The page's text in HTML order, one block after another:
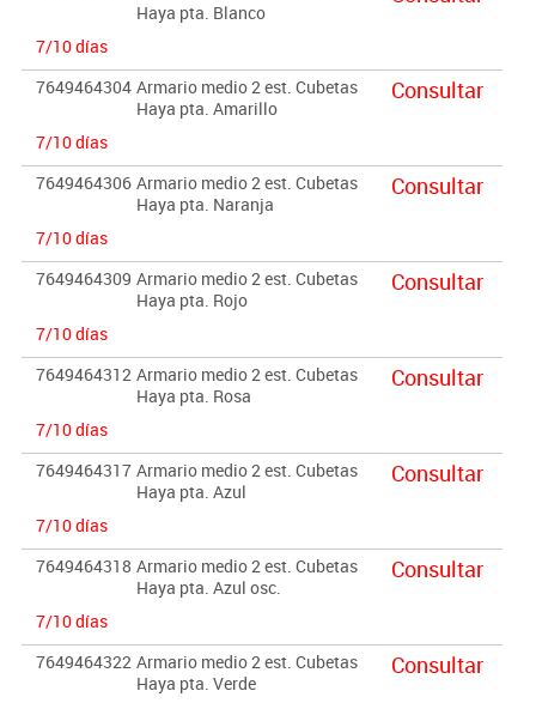
Garantizado por los ensayos realizados en centro tecnológico de
certificación de mobiliario TECNALIA. CUBETAS INCLUIDAS.
El mobiliario se pide por encargo. En caso de devolución no se
abonará más del 90% del valor de la mercancía.
Haya pta. Blanco
7/10 días
7649464304 Armario medio 2 est. Cubetas
Haya pta. Amarillo
7/10 días
Consultar
7649464306 Armario medio 2 est. Cubetas
Haya pta. Naranja
7/10 días
Consultar
7649464309 Armario medio 2 est. Cubetas
Haya pta. Rojo
7/10 días
Consultar
7649464312 Armario medio 2 est. Cubetas
Haya pta. Rosa
7/10 días
Consultar
7649464317 Armario medio 2 est. Cubetas
Haya pta. Azul
7/10 días
Consultar
7649464318 Armario medio 2 est. Cubetas
Haya pta. Azul osc.
7/10 días
Consultar
7649464322 Armario medio 2 est. Cubetas
Haya pta. Verde
Consultar